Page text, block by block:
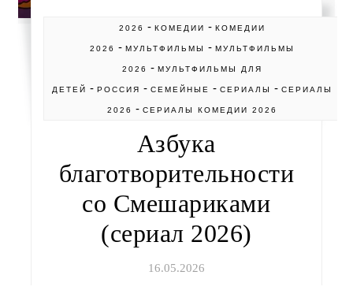
2026 -КОМЕДИИ -КОМЕДИИ
2026 -МУЛЬТФИЛЬМЫ -МУЛЬТФИЛЬМЫ
2026 -МУЛЬТФИЛЬМЫ ДЛЯ
ДЕТЕЙ -РОССИЯ -СЕМЕЙНЫЕ -СЕРИАЛЫ -СЕРИАЛЫ
2026 -СЕРИАЛЫ КОМЕДИИ 2026
Азбука
благотворительности
со Смешариками
(сериал 2026)
16.05.2026